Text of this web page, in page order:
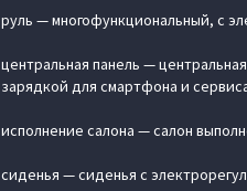
руль — многофункциональный, с
центральная панель —
зарядкой для смартфона и
исполнение салона — салон
сиденья — сиденья с